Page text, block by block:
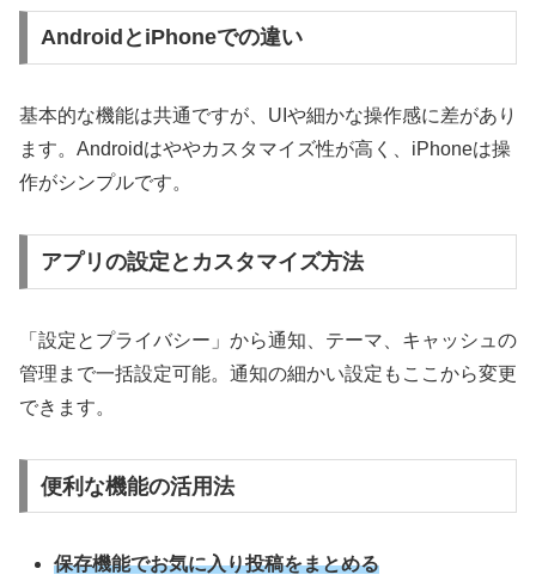
AndroidとiPhoneでの違い
基本的な機能は共通ですが、UIや細かな操作感に差があり
ます。Androidはややカスタマイズ性が高く、iPhoneは操
作がシンプルです。
アプリの設定とカスタマイズ方法
「設定とプライバシー」から通知、テーマ、キャッシュの
管理まで一括設定可能。通知の細かい設定もここから変更
できます。
便利な機能の活用法
保存機能でお気に入り投稿をまとめる